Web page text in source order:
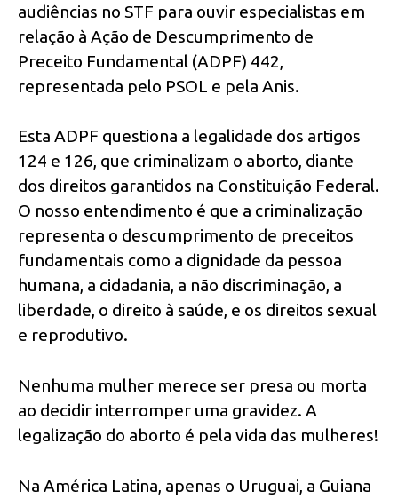
audiências no STF para ouvir especialistas em
relação à Ação de Descumprimento de
Preceito Fundamental (ADPF) 442,
representada pelo PSOL e pela Anis.
Esta ADPF questiona a legalidade dos artigos
124 e 126, que criminalizam o aborto, diante
dos direitos garantidos na Constituição Federal.
O nosso entendimento é que a criminalização
representa o descumprimento de preceitos
fundamentais como a dignidade da pessoa
humana, a cidadania, a não discriminação, a
liberdade, o direito à saúde, e os direitos sexual
e reprodutivo.
Nenhuma mulher merece ser presa ou morta
ao decidir interromper uma gravidez. A
legalização do aborto é pela vida das mulheres!
Na América Latina, apenas o Uruguai, a Guiana